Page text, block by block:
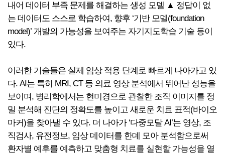
내어 데이터 부족 문제를 해결하는 생성 모델 ▲ 정답이 없
는 데이터도 스스로 학습하여, 향후 ‘기반 모델(foundation
model)’ 개발의 가능성을 보여주는 자기지도학습 기술 등이
있다.
이러한 기술들은 실제 임상 적용 단계로 빠르게 나아가고 있
다. AI는 특히 MRI, CT 등 의료 영상 분석에서 뛰어난 성능을
보이며, 병리학에서는 현미경으로 관찰한 조직 이미지를 정
밀 분석해 진단의 정확도를 높이고 새로운 치료 표적(바이오
마커)을 찾아낼 수 있다. 더 나아가 ‘다중모달 AI’는 영상, 조
직검사, 유전정보, 임상 데이터를 한데 모아 분석함으로써
환자별 예후를 예측하고 맞춤형 치료를 실현할 가능성을 열